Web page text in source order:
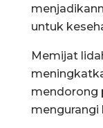
untuk
Memijat
mendorong
mengurangi